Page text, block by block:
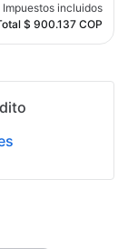
Impuestos incluidos
$ 900.137 COP